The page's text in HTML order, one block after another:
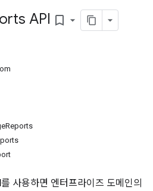
API bookmark_border
를 사용하면 엔터프라이즈 도메인의